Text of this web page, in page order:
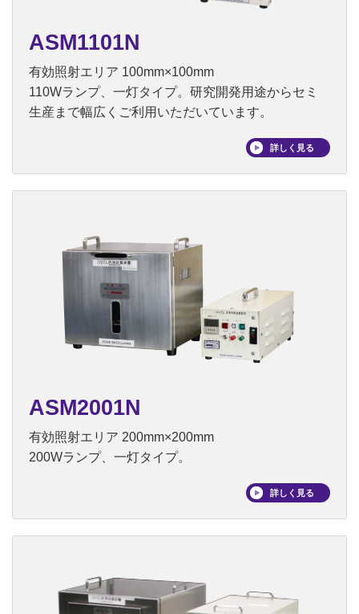
ASM1101N
有効照射エリア 100mm×100mm
110Wランプ、一灯タイプ。研究開発用途からセミ
生産まで幅広くご利用いただいています。
詳しく見る
ASM2001N
有効照射エリア 200mm×200mm
200Wランプ、一灯タイプ。
詳しく見る